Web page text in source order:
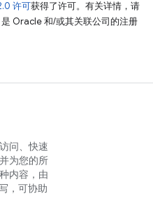
许可获得了许可。有关详情，请
Oracle 和/或其关联公司的注册
问、快速
为您的所
内容，由
，可协助